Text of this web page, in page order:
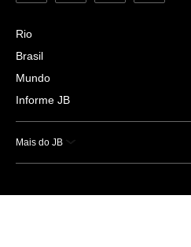
Rio
Brasil
Mundo
Informe JB
Mais do JB
Esportes